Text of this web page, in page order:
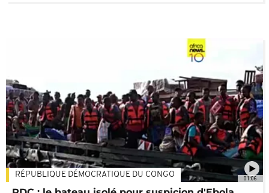
01:06
RÉPUBLIQUE DÉMOCRATIQUE DU CONGO